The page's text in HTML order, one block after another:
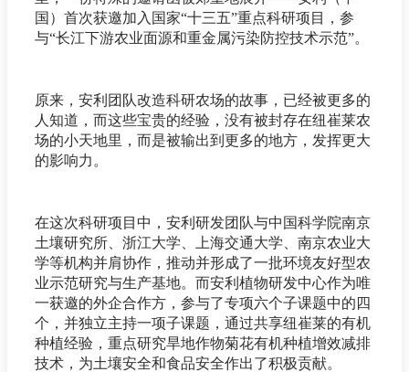
国）首次获邀加入国家“十三五”重点科研项目，参
与“长江下游农业面源和重金属污染防控技术示范”。
原来，安利团队改造科研农场的故事，已经被更多的
人知道，而这些宝贵的经验，没有被封存在纽崔莱农
场的小天地里，而是被输出到更多的地方，发挥更大
的影响力。
在这次科研项目中，安利研发团队与中国科学院南京
土壤研究所、浙江大学、上海交通大学、南京农业大
学等机构并肩协作，推动并形成了一批环境友好型农
业示范研究与生产基地。而安利植物研发中心作为唯
一获邀的外企合作方，参与了专项六个子课题中的四
个，并独立主持一项子课题，通过共享纽崔莱的有机
种植经验，重点研究旱地作物菊花有机种植增效减排
技术，为土壤安全和食品安全作出了积极贡献。